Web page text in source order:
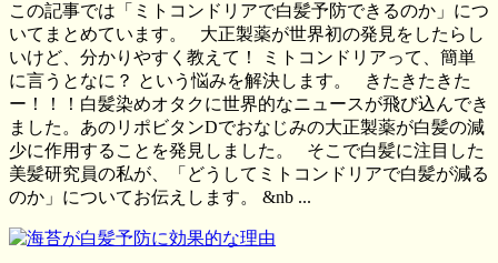
この記事では「ミトコンドリアで白髪予防できるのか」につ
いてまとめています。 大正製薬が世界初の発見をしたらし
いけど、分かりやすく教えて！ ミトコンドリアって、簡単
に言うとなに？ という悩みを解決します。 きたきたきた
ー！！！白髪染めオタクに世界的なニュースが飛び込んでき
ました。あのリポビタンDでおなじみの大正製薬が白髪の減
少に作用することを発見しました。 そこで白髪に注目した
美髪研究員の私が、「どうしてミトコンドリアで白髪が減る
のか」についてお伝えします。 &nb ...